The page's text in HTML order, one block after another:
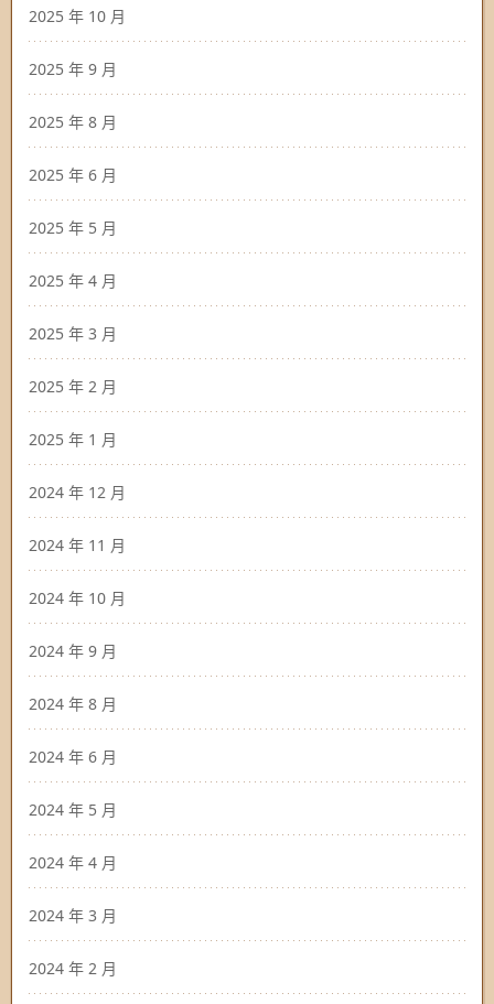
2025 年 10 月
2025 年 9 月
2025 年 8 月
2025 年 6 月
2025 年 5 月
2025 年 4 月
2025 年 3 月
2025 年 2 月
2025 年 1 月
2024 年 12 月
2024 年 11 月
2024 年 10 月
2024 年 9 月
2024 年 8 月
2024 年 6 月
2024 年 5 月
2024 年 4 月
2024 年 3 月
2024 年 2 月